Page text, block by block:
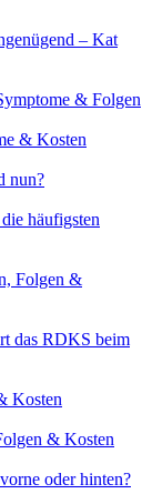
– Kat
& Folgen
& Kosten
nun?
häufigsten
Folgen &
das RDKS beim
Kosten
& Kosten
oder hinten?